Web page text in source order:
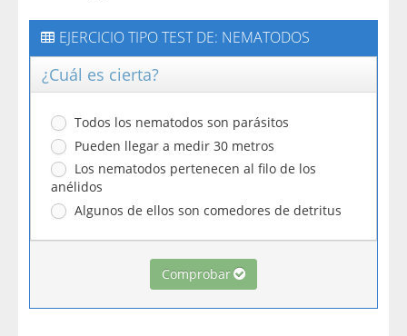
EJERCICIO TIPO TEST DE: NEMATODOS
¿Cuál es cierta?
Todos los nematodos son parásitos
Pueden llegar a medir 30 metros
Los nematodos pertenecen al filo de los
anélidos
Algunos de ellos son comedores de detritus
Comprobar